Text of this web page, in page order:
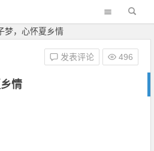
梦，心怀夏乡情
情
发表评论 496